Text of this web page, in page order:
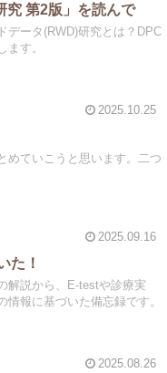
究 第2版」を読んで
データ(RWD)研究とは？DPC
す。
2025.10.25
めていこうと思います。二つ
2025.09.16
た！
解説から、E-testや診療実
報に基づいた備忘録です。
2025.08.26